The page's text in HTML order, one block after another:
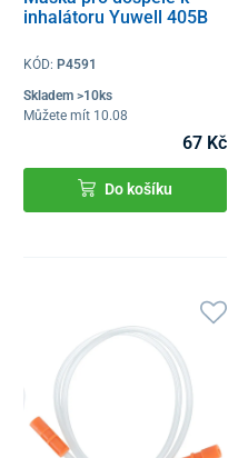
inhalátoru Yuwell 405B
KÓD: P4591
Skladem >10ks
Můžete mít 10.08
67 Kč
Do košíku